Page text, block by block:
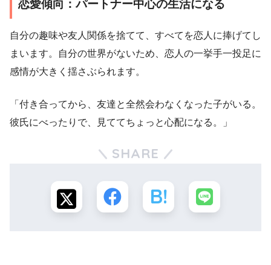
恋愛傾向：パートナー中心の生活になる
自分の趣味や友人関係を捨てて、すべてを恋人に捧げてし
まいます。自分の世界がないため、恋人の一挙手一投足に
感情が大きく揺さぶられます。
「付き合ってから、友達と全然会わなくなった子がいる。
彼氏にべったりで、見ててちょっと心配になる。」
SHARE